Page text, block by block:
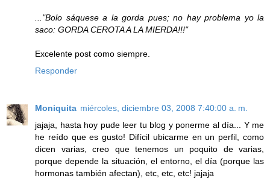
..."Bolo sáquese a la gorda pues; no hay problema yo la
saco: GORDA CEROTA A LA MIERDA!!!"
Excelente post como siempre.
Responder
Moniquita miércoles, diciembre 03, 2008 7:40:00 a. m.
jajaja, hasta hoy pude leer tu blog y ponerme al día... Y me
he reído que es gusto! Difícil ubicarme en un perfil, como
dicen varias, creo que tenemos un poquito de varias,
porque depende la situación, el entorno, el día (porque las
hormonas también afectan), etc, etc, etc! jajaja